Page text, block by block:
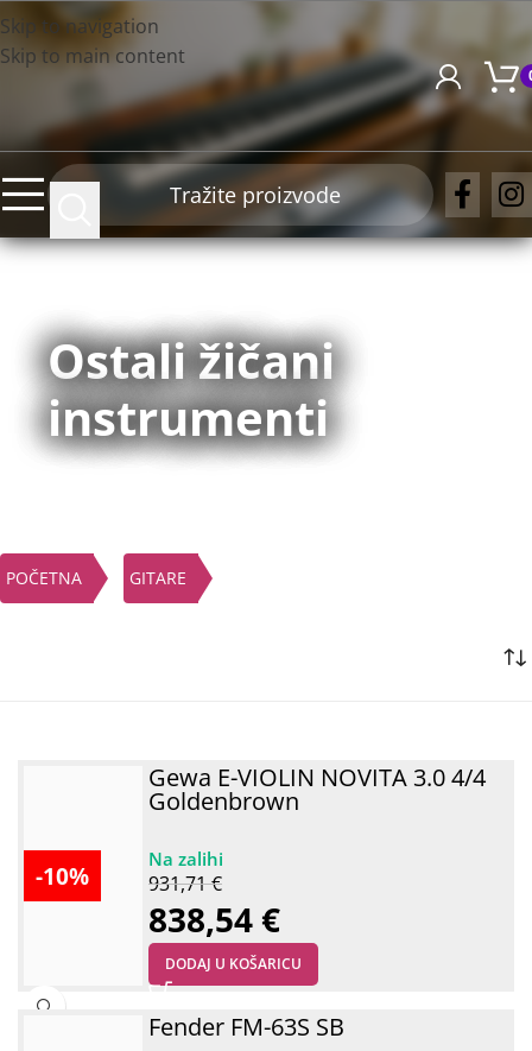
Skip to navigation
Skip to main content
Ostali žičani
instrumenti
POČETNA GITARE
-10%
Gewa E-VIOLIN NOVITA 3.0 4/4
Goldenbrown
931,71€
838,54 €
DODAJ U KOŠARICU
Fender FM-63S SB